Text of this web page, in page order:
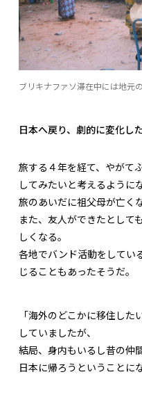
ブリキナファソ滞在中には地元
日本へ戻り、劇的に変化し
旅する４年を経て、やがて
してみたいと考えるように
旅のあいだに祖父母が亡く
また、友人ができたとして
しくなる。
各地でバンド活動をしてい
じることもあったそうだ。
「海外のどこかに移住し
していましたが、
結局、身内もいるし昔の仲
日本に帰ろうということに